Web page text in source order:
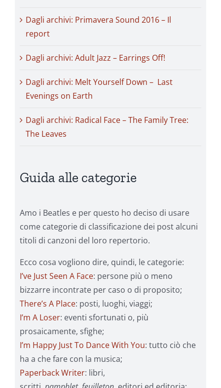
Dagli archivi: Primavera Sound 2016 – Il
report
Dagli archivi: Adult Jazz – Earrings Off!
Dagli archivi: Melt Yourself Down – Last
Evenings on Earth
Dagli archivi: Radical Face – The Family Tree:
The Leaves
Guida alle categorie
Amo i Beatles e per questo ho deciso di usare
come categorie di classificazione dei post alcuni
titoli di canzoni del loro repertorio.
Ecco cosa vogliono dire, quindi, le categorie:
I’ve Just Seen A Face: persone più o meno
bizzarre incontrate per caso o di proposito;
There’s A Place: posti, luoghi, viaggi;
I’m A Loser: eventi sfortunati o, più
prosaicamente, sfighe;
I’m Happy Just To Dance With You: tutto ciò che
ha a che fare con la musica;
Paperback Writer: libri,